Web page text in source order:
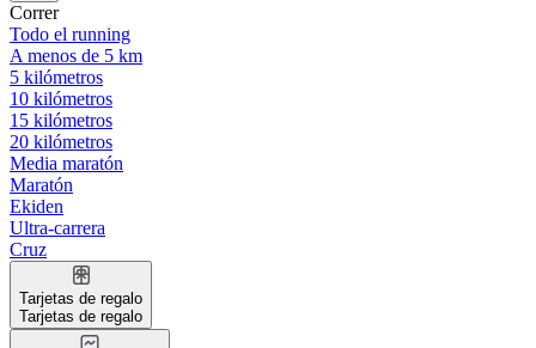
Correr
Todo el running
A menos de 5 km
5 kilómetros
10 kilómetros
15 kilómetros
20 kilómetros
Media maratón
Maratón
Ekiden
Ultra-carrera
Cruz
Tarjetas de regalo
Tarjetas de regalo